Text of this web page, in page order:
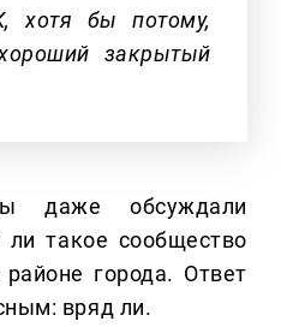
хотя бы потому,
закрытый
даже обсуждали
такое сообщество
города. Ответ
вряд ли.